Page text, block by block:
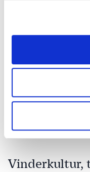
Fodbold,
Fodbold er også
journalistikkens
vores fælles
kan
Vinderkultur,